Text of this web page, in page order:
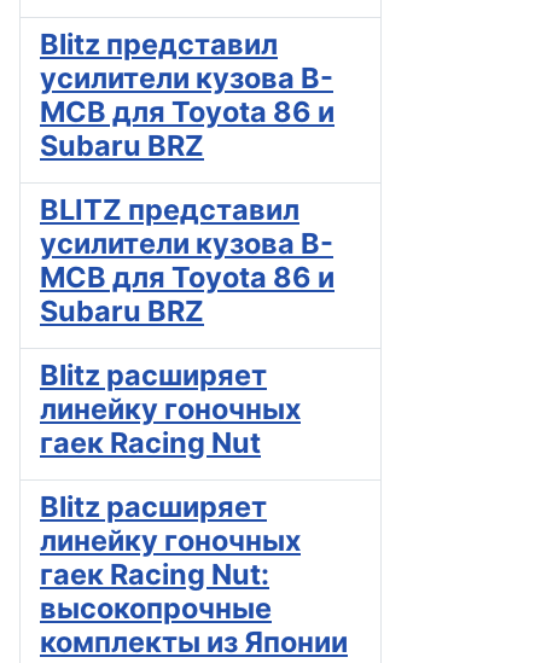
Blitz представил
усилители кузова B-
MCB для Toyota 86 и
Subaru BRZ
BLITZ представил
усилители кузова B-
MCB для Toyota 86 и
Subaru BRZ
Blitz расширяет
линейку гоночных
гаек Racing Nut
Blitz расширяет
линейку гоночных
гаек Racing Nut:
высокопрочные
комплекты из Японии